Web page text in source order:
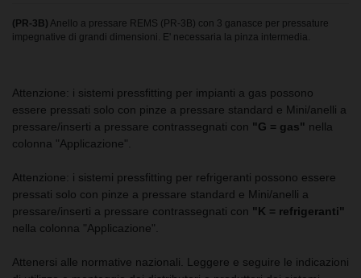
(PR-3B) Anello a pressare REMS (PR-3B) con 3 ganasce per pressature
impegnative di grandi dimensioni. E' necessaria la pinza intermedia.
Attenzione: i sistemi pressfitting per impianti a gas possono
essere pressati solo con pinze a pressare standard e Mini/anelli a
pressare/inserti a pressare contrassegnati con "G = gas" nella
colonna "Applicazione".
Attenzione: i sistemi pressfitting per refrigeranti possono essere
pressati solo con pinze a pressare standard e Mini/anelli a
pressare/inserti a pressare contrassegnati con "K = refrigeranti"
nella colonna "Applicazione".
Attenersi alle normative nazionali. Leggere e seguire le indicazioni